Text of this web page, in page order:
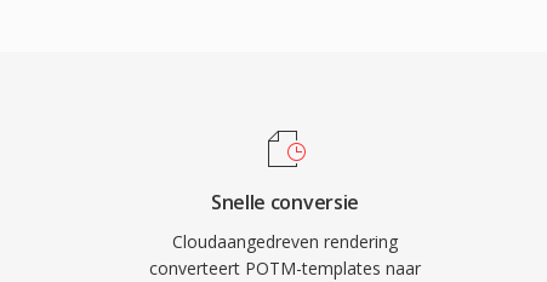
Snelle conversie
Cloudaangedreven rendering
converteert POTM-templates naar